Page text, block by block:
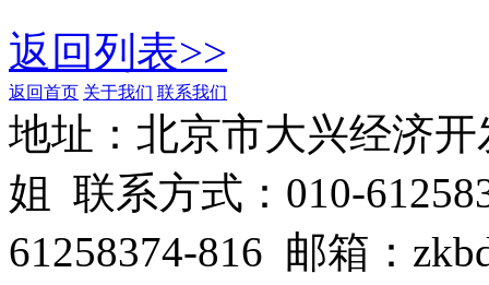
返回列表>>
返回首页 关于我们 联系我们
地址：北京市大兴经济
姐 联系方式：010-
61258374-816 邮箱：